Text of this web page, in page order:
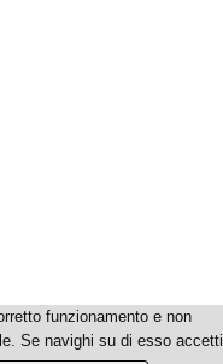
funzionamento e non
Se navighi su di esso accetti